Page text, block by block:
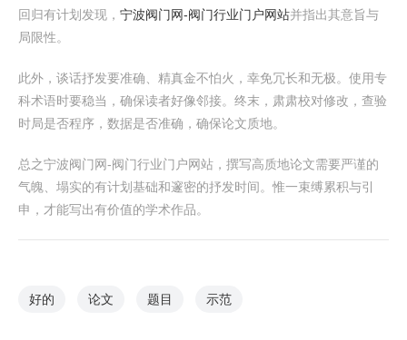
回归有计划发现， 宁波阀门网-阀门行业门户网站并指出其意旨与
局限性。
此外，谈话抒发要准确、精真金不怕火，幸免冗长和无极。使用专
科术语时要稳当，确保读者好像邻接。终末，肃肃校对修改，查验
时局是否程序，数据是否准确，确保论文质地。
总之宁波阀门网-阀门行业门户网站，撰写高质地论文需要严谨的
气魄、塌实的有计划基础和邃密的抒发时间。惟一束缚累积与引
申，才能写出有价值的学术作品。
好的 论文 题目 示范